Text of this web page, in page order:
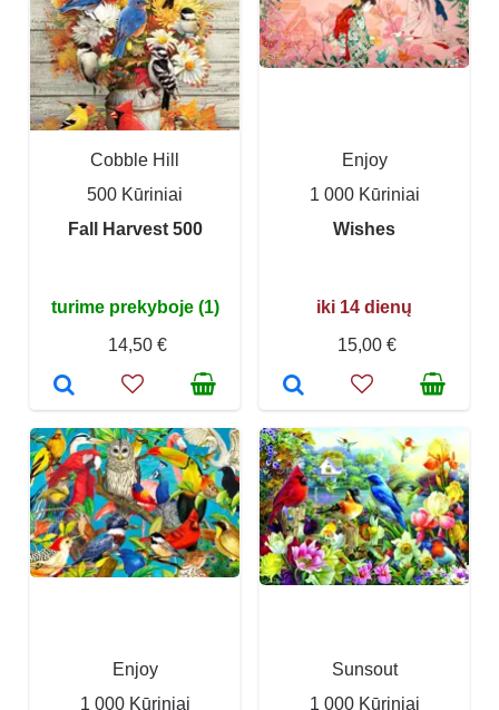
Cobble Hill
500 Kūriniai
Fall Harvest 500
turime prekyboje (1)
14,50 €
Enjoy
1 000 Kūriniai
Wishes
iki 14 dienų
15,00 €
Enjoy
1 000 Kūriniai
Sunsout
1 000 Kūriniai